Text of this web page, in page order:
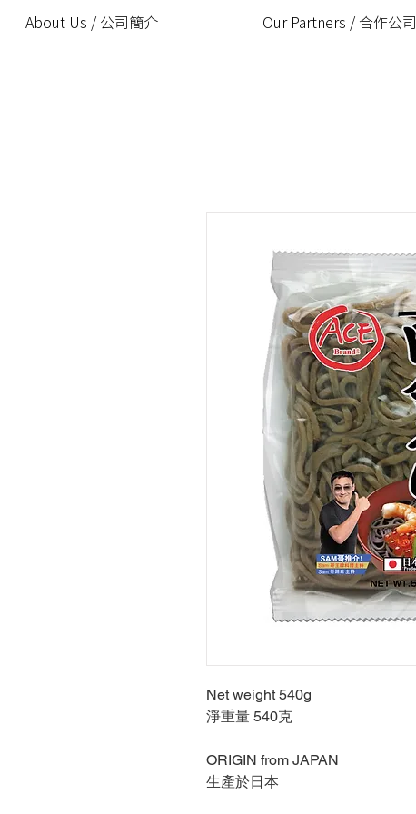
About Us / 公司簡介 Our Partners / 合作公司
Net weight 540g
淨重量 540克
ORIGIN from JAPAN
生產於日本